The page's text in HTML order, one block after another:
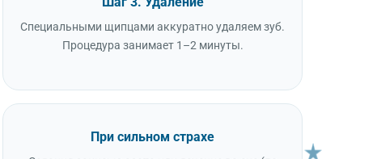
Специальными щипцами аккуратно удаляем зуб.
Процедура занимает 1–2 минуты.
При сильном страхе